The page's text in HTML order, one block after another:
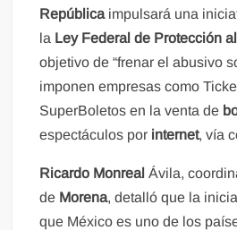
Repúblicaimpulsará una
la Ley Federal de Protección
objetivo de “frenar el abusivo
imponen empresas como
SuperBoletos en la venta de
espectáculos por internet, vía
Ricardo Monreal Ávila,
de Morena, detalló que la
que México es uno de los